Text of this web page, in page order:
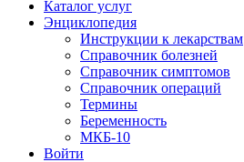
Каталог услуг
Энциклопедия
Инструкции к лекарствам
Справочник болезней
Справочник симптомов
Справочник операций
Термины
Беременность
МКБ-10
Войти